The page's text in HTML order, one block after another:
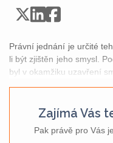
Právní jednání je určité
li být zjištěn jeho smysl.
byl v okamžiku uzavření
Zajímá Vás
Pak právě pro Vás